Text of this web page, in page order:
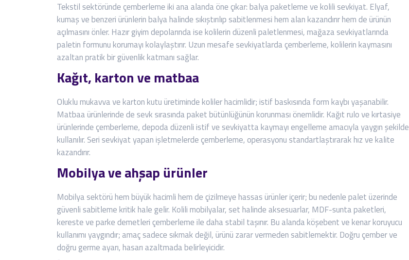
Tekstil sektöründe çemberleme iki ana alanda öne çıkar: balya paketleme ve kolili sevkiyat. Elyaf,
kumaş ve benzeri ürünlerin balya halinde sıkıştırılıp sabitlenmesi hem alan kazandırır hem de ürünün
açılmasını önler. Hazır giyim depolarında ise kolilerin düzenli paletlenmesi, mağaza sevkiyatlarında
paletin formunu korumayı kolaylaştırır. Uzun mesafe sevkiyatlarda çemberleme, kolilerin kaymasını
azaltan pratik bir güvenlik katmanı sağlar.
Kağıt, karton ve matbaa
Oluklu mukavva ve karton kutu üretiminde koliler hacimlidir; istif baskısında form kaybı yaşanabilir.
Matbaa ürünlerinde de sevk sırasında paket bütünlüğünün korunması önemlidir. Kağıt rulo ve kırtasiye
ürünlerinde çemberleme, depoda düzenli istif ve sevkiyatta kaymayı engelleme amacıyla yaygın şekilde
kullanılır. Seri sevkiyat yapan işletmelerde çemberleme, operasyonu standartlaştırarak hız ve kalite
kazandırır.
Mobilya ve ahşap ürünler
Mobilya sektörü hem büyük hacimli hem de çizilmeye hassas ürünler içerir; bu nedenle palet üzerinde
güvenli sabitleme kritik hale gelir. Kolili mobilyalar, set halinde aksesuarlar, MDF-sunta paketleri,
kereste ve parke demetleri çemberleme ile daha stabil taşınır. Bu alanda köşebent ve kenar koruyucu
kullanımı yaygındır; amaç sadece sıkmak değil, ürünü zarar vermeden sabitlemektir. Doğru çember ve
doğru germe ayarı, hasarı azaltmada belirleyicidir.